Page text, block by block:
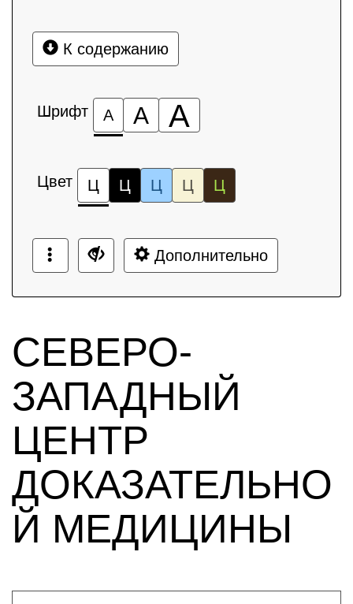
К содержанию
Шрифт А А А
Цвет Ц Ц Ц Ц Ц
Дополнительно
СЕВЕРО-
ЗАПАДНЫЙ
ЦЕНТР
ДОКАЗАТЕЛЬНО
Й МЕДИЦИНЫ